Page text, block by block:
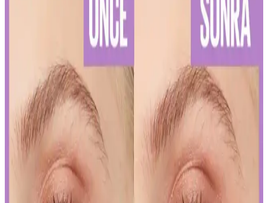
Diş hassasiyetini hafifletmek ve sağlıklı bir gülüşe ulaşmak için
doğru diş macunu seçimi ve düzenli kullanım önemlidir. Uzman
önerileriyle diş sağlığınızı koruyun.
Kalıcı Kalem Göz Makyajı: Uzun Süre Dayanan ve
Pratik Kullanım İpuçları
Kalıcı kalem göz makyajı, suya ve tere dayanıklı formülleriyle uzun
süre kalıcı ve net çizgiler sağlar. Uygulama ve bakım ipuçlarıyla
gözlerinizi vurgulayın.
Kalıcı Oje Seçenekleri: Nail Master M377 ve M378
Modellerinin Detaylı Analizi
Nail Master M377 ve M378 modelleri, dayanıklılık ve parlaklık
sunan kalıcı ojeler arasında öne çıkar. Bu modellerin özellikleri ve
bakım önerileriyle uzun süre şık ve bakımlı kalabilirsiniz.